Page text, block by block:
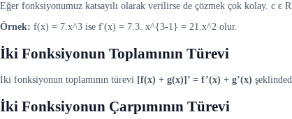
Eğer fonksiyonumuz katsayılı olarak verilirse de çözmek çok kolay. c
Örnek: f(x) = 7.x^3 ise f'(x) = 7.3. x^{3-1} = 21.x^2 olur.
İki Fonksiyonun Toplamının Türevi
İki fonksiyonun toplamının türevi [f(x) + g(x)]’ = f’(x) + g’(x)
İki Fonksiyonun Çarpımının Türevi